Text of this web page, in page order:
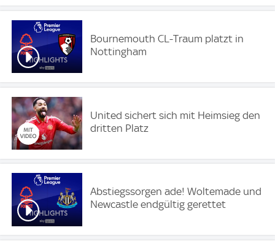
Bournemouth CL-Traum platzt in
Nottingham
United sichert sich mit Heimsieg den
dritten Platz
Abstiegssorgen ade! Woltemade und
Newcastle endgültig gerettet